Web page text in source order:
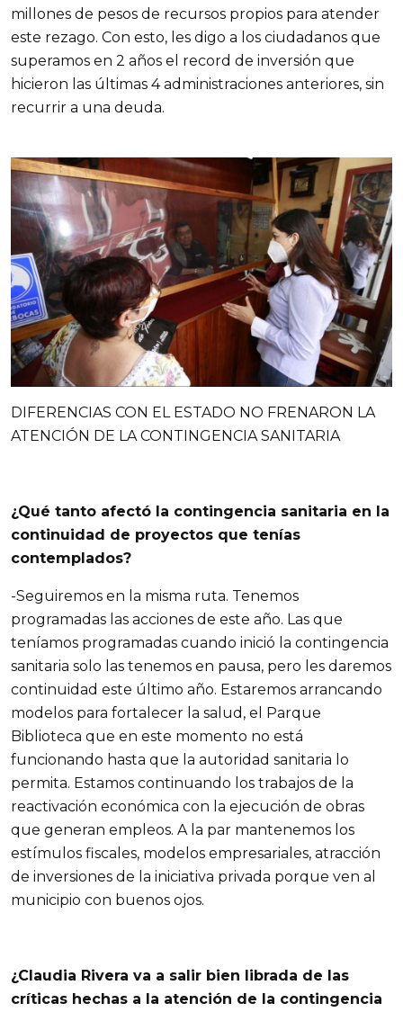
millones de pesos de recursos propios para atender
este rezago. Con esto, les digo a los ciudadanos que
superamos en 2 años el record de inversión que
hicieron las últimas 4 administraciones anteriores, sin
recurrir a una deuda.
DIFERENCIAS CON EL ESTADO NO FRENARON LA
ATENCIÓN DE LA CONTINGENCIA SANITARIA
¿Qué tanto afectó la contingencia sanitaria en la
continuidad de proyectos que tenías
contemplados?
-Seguiremos en la misma ruta. Tenemos
programadas las acciones de este año. Las que
teníamos programadas cuando inició la contingencia
sanitaria solo las tenemos en pausa, pero les daremos
continuidad este último año. Estaremos arrancando
modelos para fortalecer la salud, el Parque
Biblioteca que en este momento no está
funcionando hasta que la autoridad sanitaria lo
permita. Estamos continuando los trabajos de la
reactivación económica con la ejecución de obras
que generan empleos. A la par mantenemos los
estímulos fiscales, modelos empresariales, atracción
de inversiones de la iniciativa privada porque ven al
municipio con buenos ojos.
¿Claudia Rivera va a salir bien librada de las
críticas hechas a la atención de la contingencia